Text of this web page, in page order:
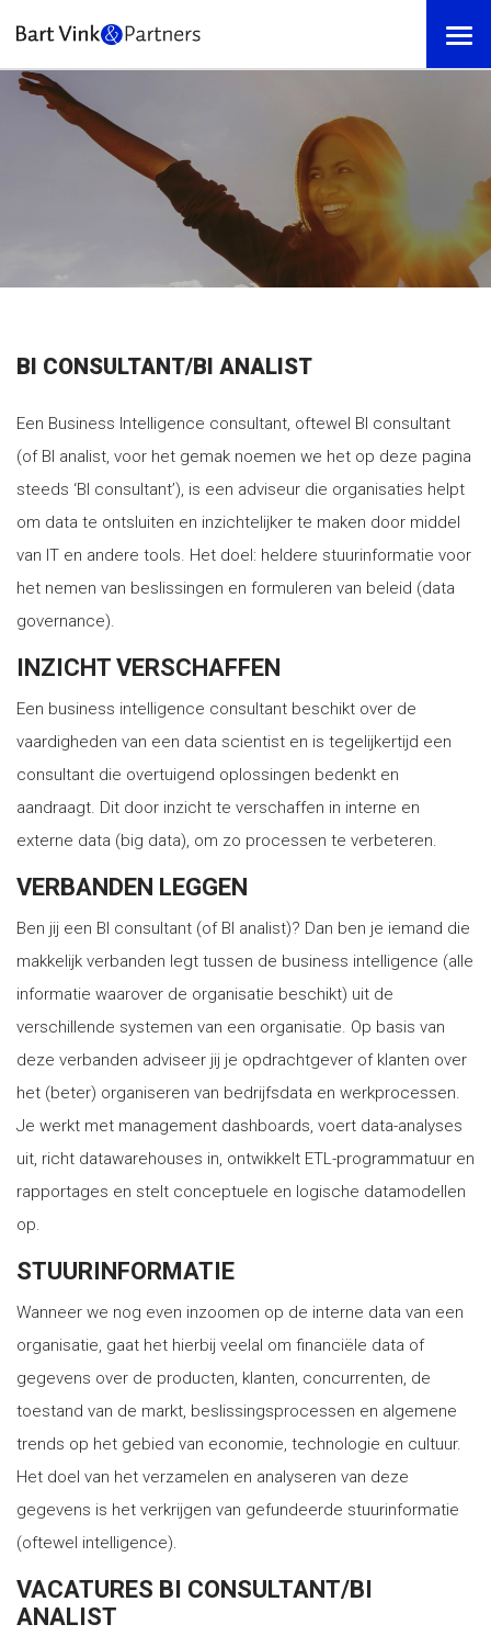
BI CONSULTANT/BI ANALIST
Een Business Intelligence consultant, oftewel BI consultant
(of BI analist, voor het gemak noemen we het op deze pagina
steeds ‘BI consultant’), is een adviseur die organisaties helpt
om data te ontsluiten en inzichtelijker te maken door middel
van IT en andere tools. Het doel: heldere stuurinformatie voor
het nemen van beslissingen en formuleren van beleid (data
governance).
INZICHT VERSCHAFFEN
Een business intelligence consultant beschikt over de
vaardigheden van een data scientist en is tegelijkertijd een
consultant die overtuigend oplossingen bedenkt en
aandraagt. Dit door inzicht te verschaffen in interne en
externe data (big data), om zo processen te verbeteren.
VERBANDEN LEGGEN
Ben jij een BI consultant (of BI analist)? Dan ben je iemand die
makkelijk verbanden legt tussen de business intelligence (alle
informatie waarover de organisatie beschikt) uit de
verschillende systemen van een organisatie. Op basis van
deze verbanden adviseer jij je opdrachtgever of klanten over
het (beter) organiseren van bedrijfsdata en werkprocessen.
Je werkt met management dashboards, voert data-analyses
uit, richt datawarehouses in, ontwikkelt ETL-programmatuur en
rapportages en stelt conceptuele en logische datamodellen
op.
STUURINFORMATIE
Wanneer we nog even inzoomen op de interne data van een
organisatie, gaat het hierbij veelal om financiële data of
gegevens over de producten, klanten, concurrenten, de
toestand van de markt, beslissingsprocessen en algemene
trends op het gebied van economie, technologie en cultuur.
Het doel van het verzamelen en analyseren van deze
gegevens is het verkrijgen van gefundeerde stuurinformatie
(oftewel intelligence).
VACATURES BI CONSULTANT/BI
ANALIST